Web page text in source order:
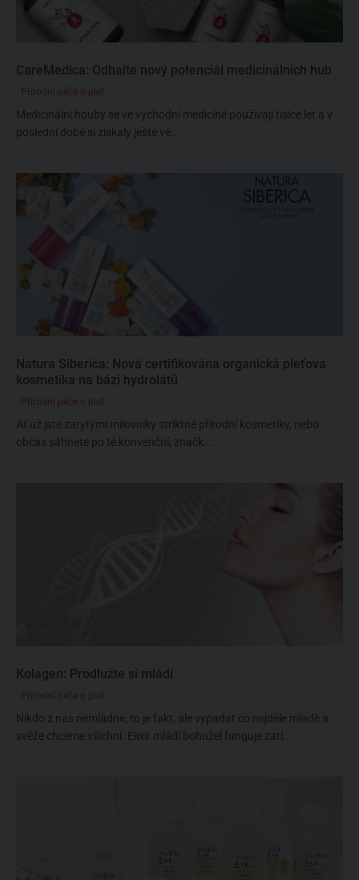
CareMedica: Odhalte nový potenciál medicinálních hub
Přírodní péče o pleť
Medicinální houby se ve východní medicíně používají tisíce let a v
poslední době si získaly ještě vě...
Natura Siberica: Nová certifikována organická pleťova
kosmetika na bázi hydrolátů
Přírodní péče o pleť
Ať už jste zarytými milovníky striktně přírodní kosmetiky, nebo
občas sáhnete po té konvenční, značk...
Kolagen: Prodlužte si mládí
Přírodní péče o pleť
Nikdo z nás nemládne, to je fakt, ale vypadat co nejdéle mladě a
svěže chceme všichni. Elixír mládí bohužel funguje zatí...